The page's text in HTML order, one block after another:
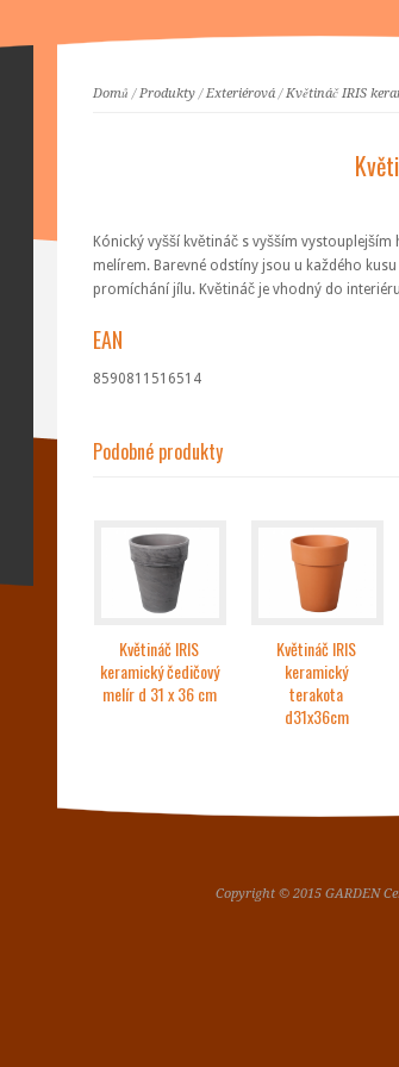
Domů /Produkty/Exteriérová/Květináč IRIS
Kónický vyšší květináč s vyšším
melírem. Barevné odstíny jsou u každého
promíchání jílu. Květináč je vhodný do
EAN
8590811516514
Podobné produkty
Květináč IRIS
keramický čedičový
melír d 31 x 36 cm
Květináč IRIS
keramický
terakota
d31x36cm
Copyright © 2015 GARDEN